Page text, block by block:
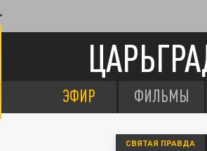
ЭФИР ФИЛЬМЫ
СВЯТАЯ ПРАВДА